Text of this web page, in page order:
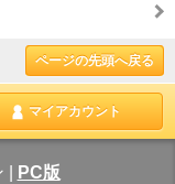
ページの先頭へ戻る
マイアカウント
PC版